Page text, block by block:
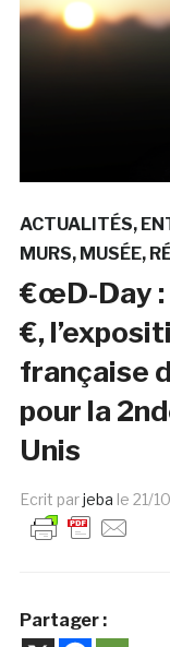
ACTUALITÉS
MURS MUSÉE
€œD-Day :
€,
française
pour la
Unis
Ecrit parjeba le 21/
Partager :